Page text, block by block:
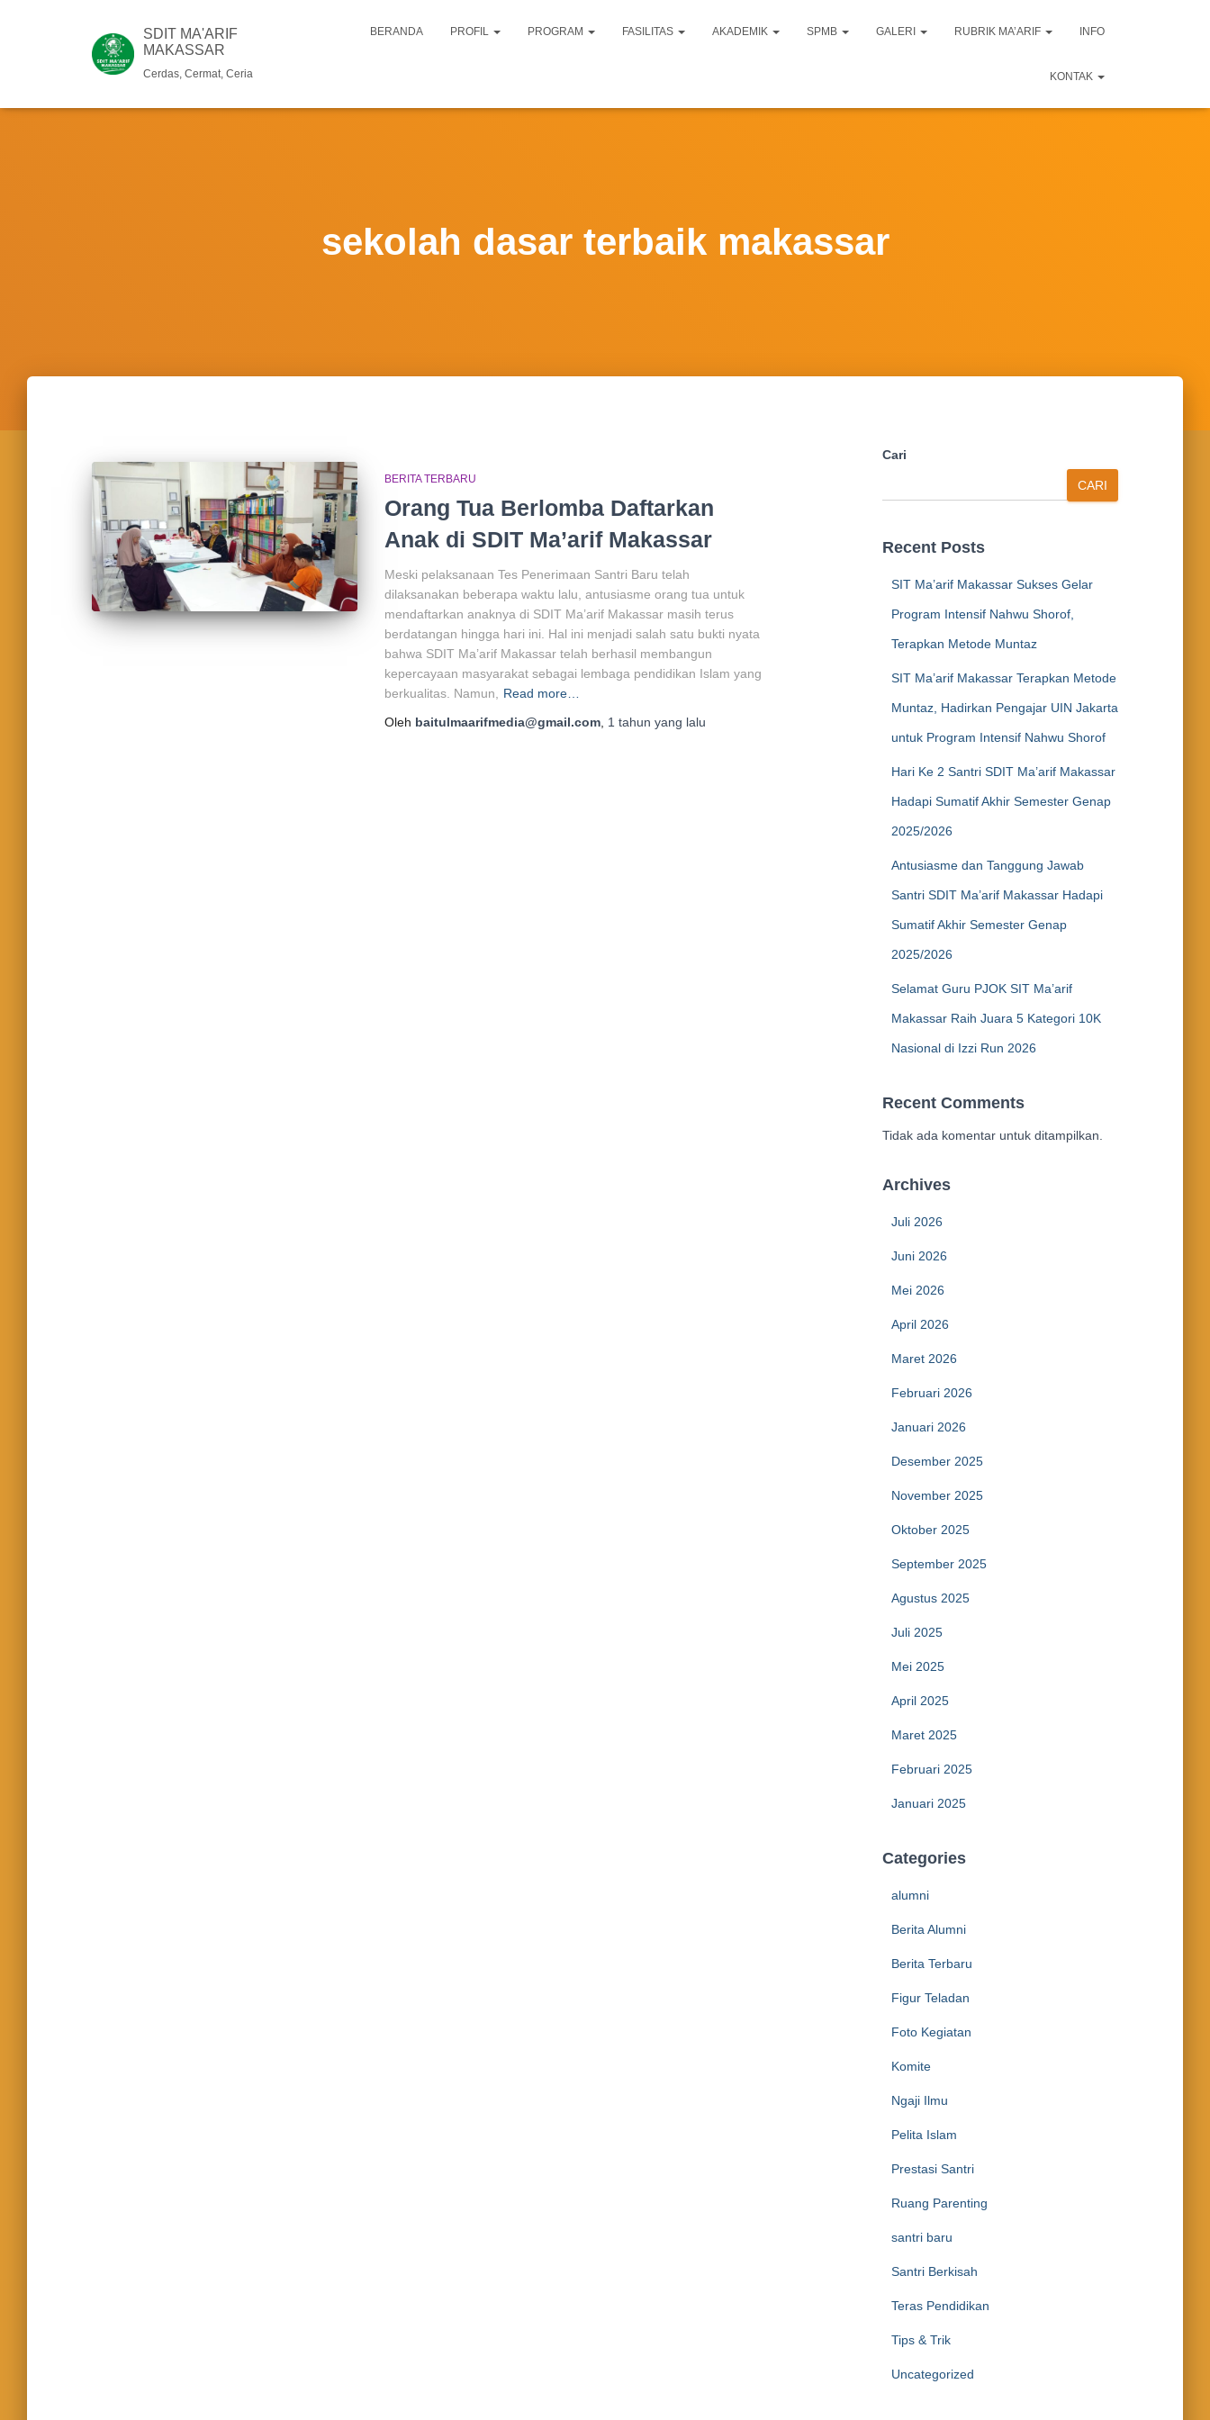
SDIT MA'ARIF
MAKASSAR
Cerdas, Cermat, Ceria
BERANDA PROFIL PROGRAM FASILITAS AKADEMIK SPMB GALERI RUBRIK MA’ARIF INFO
KONTAK
sekolah dasar terbaik makassar
BERITA TERBARU
Orang Tua Berlomba Daftarkan
Anak di SDIT Ma’arif Makassar
Meski pelaksanaan Tes Penerimaan Santri Baru telah
dilaksanakan beberapa waktu lalu, antusiasme orang tua untuk
mendaftarkan anaknya di SDIT Ma’arif Makassar masih terus
berdatangan hingga hari ini. Hal ini menjadi salah satu bukti nyata
bahwa SDIT Ma’arif Makassar telah berhasil membangun
kepercayaan masyarakat sebagai lembaga pendidikan Islam yang
berkualitas. Namun,
Read more…
Oleh baitulmaarifmedia@gmail.com 1 tahun yang lalu
Cari
CARI
Recent Posts
SIT Ma’arif Makassar Sukses Gelar
Program Intensif Nahwu Shorof,
Terapkan Metode Muntaz
SIT Ma’arif Makassar Terapkan Metode
Muntaz, Hadirkan Pengajar UIN Jakarta
untuk Program Intensif Nahwu Shorof
Hari Ke 2 Santri SDIT Ma’arif Makassar
Hadapi Sumatif Akhir Semester Genap
2025/2026
Antusiasme dan Tanggung Jawab
Santri SDIT Ma’arif Makassar Hadapi
Sumatif Akhir Semester Genap
2025/2026
Selamat Guru PJOK SIT Ma’arif
Makassar Raih Juara 5 Kategori 10K
Nasional di Izzi Run 2026
Recent Comments
Tidak ada komentar untuk ditampilkan.
Archives
Juli 2026
Juni 2026
Mei 2026
April 2026
Maret 2026
Februari 2026
Januari 2026
Desember 2025
November 2025
Oktober 2025
September 2025
Agustus 2025
Juli 2025
Mei 2025
April 2025
Maret 2025
Februari 2025
Januari 2025
Categories
alumni
Berita Alumni
Berita Terbaru
Figur Teladan
Foto Kegiatan
Komite
Ngaji Ilmu
Pelita Islam
Prestasi Santri
Ruang Parenting
santri baru
Santri Berkisah
Teras Pendidikan
Tips & Trik
Uncategorized